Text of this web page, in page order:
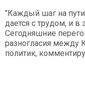
"Каждый шаг на
дается с трудом, и в
Сегодняшние
разногласия между
политик,